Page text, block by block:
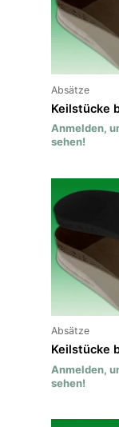
Absätze
Keilstücke
Anmelden,
sehen!
Absätze
Keilstücke
Anmelden,
sehen!